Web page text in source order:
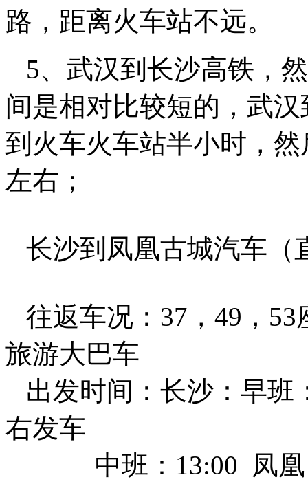
路，距离火车站不远。
5、武汉到长沙高铁，
间是相对比较短的，武
到火车火车站半小时，
左右；
长沙到凤凰古城汽车（
往返车况：37，49，
旅游大巴车
出发时间：长沙：早班
右发车
中班：13:00 凤凰：